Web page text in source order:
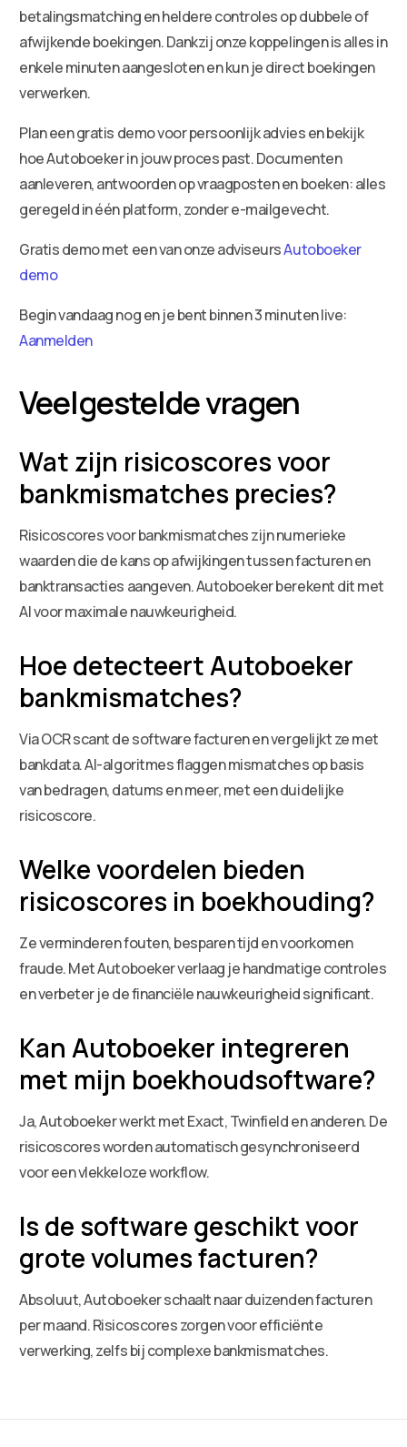
betalingsmatching en heldere controles op dubbele of
afwijkende boekingen. Dankzij onze koppelingen is alles in
enkele minuten aangesloten en kun je direct boekingen
verwerken.
Plan een gratis demo voor persoonlijk advies en bekijk
hoe Autoboeker in jouw proces past. Documenten
aanleveren, antwoorden op vraagposten en boeken: alles
geregeld in één platform, zonder e-mailgevecht.
Gratis demo met een van onze adviseursAutoboeker
demo
Begin vandaag nog en je bent binnen 3 minuten live:
Aanmelden
Veelgestelde vragen
Wat zijn risicoscores voor
bankmismatches precies?
Risicoscores voor bankmismatches zijn numerieke
waarden die de kans op afwijkingen tussen facturen en
banktransacties aangeven. Autoboeker berekent dit met
AI voor maximale nauwkeurigheid.
Hoe detecteert Autoboeker
bankmismatches?
Via OCR scant de software facturen en vergelijkt ze met
bankdata. AI-algoritmes flaggen mismatches op basis
van bedragen, datums en meer, met een duidelijke
risicoscore.
Welke voordelen bieden
risicoscores in boekhouding?
Ze verminderen fouten, besparen tijd en voorkomen
fraude. Met Autoboeker verlaag je handmatige controles
en verbeter je de financiële nauwkeurigheid significant.
Kan Autoboeker integreren
met mijn boekhoudsoftware?
Ja, Autoboeker werkt met Exact, Twinfield en anderen. De
risicoscores worden automatisch gesynchroniseerd
voor een vlekkeloze workflow.
Is de software geschikt voor
grote volumes facturen?
Absoluut, Autoboeker schaalt naar duizenden facturen
per maand. Risicoscores zorgen voor efficiënte
verwerking, zelfs bij complexe bankmismatches.